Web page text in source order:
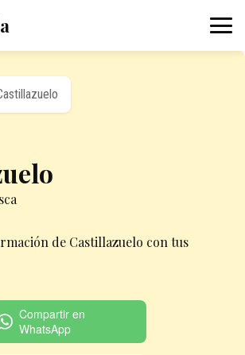
de Castillazuelo con tus
Compartir en
WhatsApp